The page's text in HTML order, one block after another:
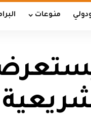
منوعات